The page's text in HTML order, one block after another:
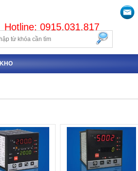
Hotline: 0915.031.817
KHO